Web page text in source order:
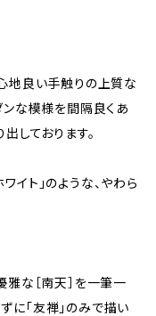
地良い手触りの上質な
ンな模様を間隔良くあ
しております。
イト」のような、やわら
雅な［南天］を一筆一
に「友禅」のみで描い